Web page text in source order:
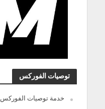
توصيات الفوركس
خدمة توصيات الفوركس